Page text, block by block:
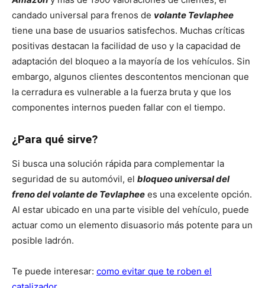
candado universal para frenos de volante Tevlaphee
tiene una base de usuarios satisfechos. Muchas críticas
positivas destacan la facilidad de uso y la capacidad de
adaptación del bloqueo a la mayoría de los vehículos. Sin
embargo, algunos clientes descontentos mencionan que
la cerradura es vulnerable a la fuerza bruta y que los
componentes internos pueden fallar con el tiempo.
¿Para qué sirve?
Si busca una solución rápida para complementar la
seguridad de su automóvil, el bloqueo universal del
freno del volante de Tevlaphee es una excelente opción.
Al estar ubicado en una parte visible del vehículo, puede
actuar como un elemento disuasorio más potente para un
posible ladrón.
Te puede interesar: como evitar que te roben el